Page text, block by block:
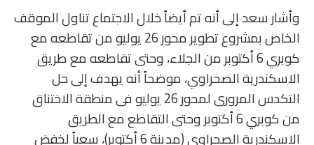
وأشار سعد إلى أنه تم أيضاً خلال الاجتماع تناول الموقف
الخاص بمشروع تطوير محور 26 يوليو من تقاطعه مع
كوبري 6 أكتوبر من الجلاء، وحتى تقاطعه مع طريق
الاسكندرية الصحراوي، موضحاً أنه يهدف إلى حل
التكدس المرورى لمحور 26 يوليو فى منطقة الاختناق
من كوبري 6 أكتوبر وحتى التقاطع مع الطريق
الاسكندرية الصحراوي (مدينة 6 أكتوبر)، سعياً لخفض